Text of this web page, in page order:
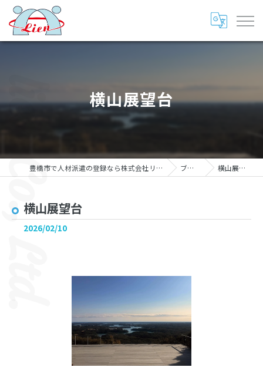
横山展望台
豊橋市で人材派遣の登録なら株式会社リアン ブログ 横山展望台
横山展望台
2026/02/10